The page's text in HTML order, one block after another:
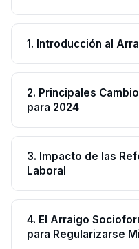
1. Introducción al
2. Principales
para 2024
3. Impacto de las
Laboral
4. El Arraigo
para Regularizarse